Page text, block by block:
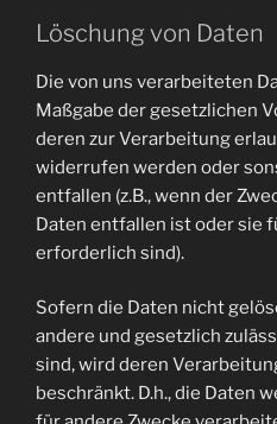
Löschung von Daten
Die von uns verarbeiteten
Maßgabe der gesetzlichen
deren zur Verarbeitung
widerrufen werden oder
entfallen (z.B., wenn der
Daten entfallen ist oder sie
erforderlich sind).
Sofern die Daten nicht
andere und gesetzlich
sind, wird deren
beschränkt. D.h., die Daten